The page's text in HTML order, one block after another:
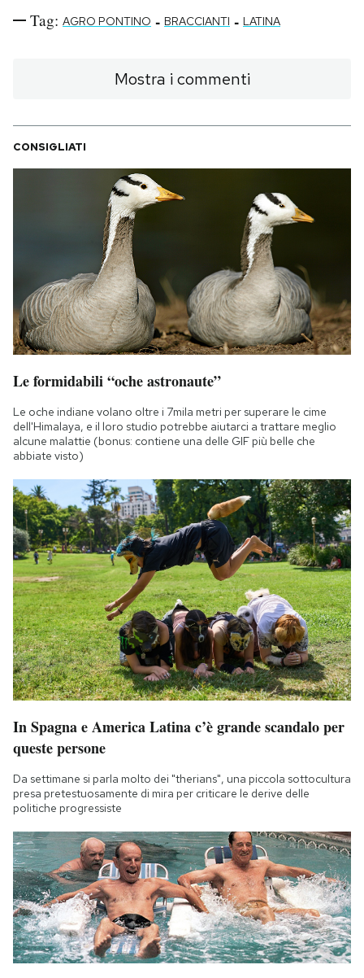
Tag: AGRO PONTINO - BRACCIANTI - LATINA
Mostra i commenti
CONSIGLIATI
Le formidabili “oche astronaute”
Le oche indiane volano oltre i 7mila metri per superare le cime
dell'Himalaya, e il loro studio potrebbe aiutarci a trattare meglio
alcune malattie (bonus: contiene una delle GIF più belle che
abbiate visto)
In Spagna e America Latina c’è grande scandalo per
queste persone
Da settimane si parla molto dei "therians", una piccola sottocultura
presa pretestuosamente di mira per criticare le derive delle
politiche progressiste